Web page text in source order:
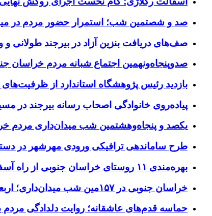
صد و شصتمین شب؛ استمرار حضور مردم در
صف‌های دریافت بنزین آزاد در بیرجند طولانی و
صدوپنجاه‌ونهمین اجتماع شبانه مردم خراسان جنوبی در ۱۲ شهرستان
بازدید رئیس پژوهشگاه استاندارد از
پیاده‌روی خانوادگی اصحاب رسانه بیرجند در
یکصد و پنجاه‌وهشتمین شب میدان‌داری مردم
طرح ساماندهی ترافیکی ورودی مهرشهر در
بهره‌مندی ۱۱ روستای خراسان جنوبی از راه آسفالته در چهار ماهه نخست سال ۱۴۰۵
خراسان جنوبی در ۱۵۷مین شب میدان‌داری؛ اربعین با اجتماعات مردمی گره خورد
حماسه قدم‌های عاشقانه؛ روایت دلدادگی مردم